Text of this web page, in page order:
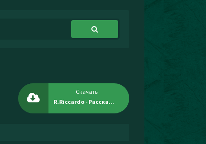
Скачать
R.Riccardo - Расскажи как дела как ты там без меня